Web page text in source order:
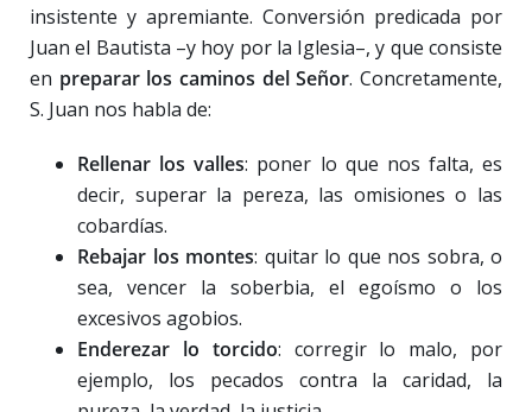
insistente y apremiante. Conversión predicada por
Juan el Bautista –y hoy por la Iglesia–, y que consiste
en preparar los caminos del Señor. Concretamente,
S. Juan nos habla de:
Rellenar los valles: poner lo que nos falta, es
decir, superar la pereza, las omisiones o las
cobardías.
Rebajar los montes: quitar lo que nos sobra, o
sea, vencer la soberbia, el egoísmo o los
excesivos agobios.
Enderezar lo torcido: corregir lo malo, por
ejemplo, los pecados contra la caridad, la